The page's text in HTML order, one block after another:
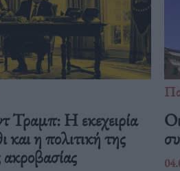
Τραμπ: Η εκεχειρία
και η πολιτική της
ακροβασίας